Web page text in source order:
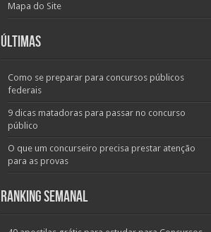
Mapa do Site
Últimas
Como se preparar para concursos públicos
federais
9 dicas matadoras para passar no concurso
público
O que um concurseiro precisa prestar atenção
para as provas
Ranking Semanal